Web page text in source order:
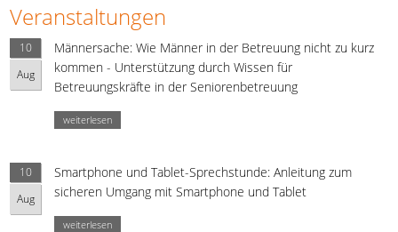
Veranstaltungen
10
Aug
Männersache: Wie Männer in der Betreuung nicht zu kurz
kommen - Unterstützung durch Wissen für
Betreuungskräfte in der Seniorenbetreuung
weiterlesen
10
Aug
Smartphone und Tablet-Sprechstunde: Anleitung zum
sicheren Umgang mit Smartphone und Tablet
weiterlesen